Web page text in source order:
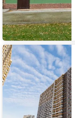
Апартаменты
Однокомнатная
квартира